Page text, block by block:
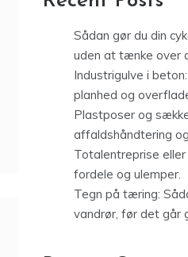
Sådan gør du din
uden at tænke over
Industrigulve i
planhed og
Plastposer og
affaldshåndtering
Totalentreprise
fordele og ulemper.
Tegn på tæring:
vandrør, før det går